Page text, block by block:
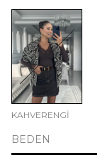
KAHVERENGİ
BEDEN